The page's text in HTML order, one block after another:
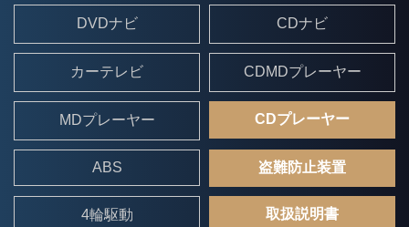
DVDナビ CDナビ
カーテレビ CDMDプレーヤー
MDプレーヤー CDプレーヤー
ABS 盗難防止装置
4輪駆動 取扱説明書